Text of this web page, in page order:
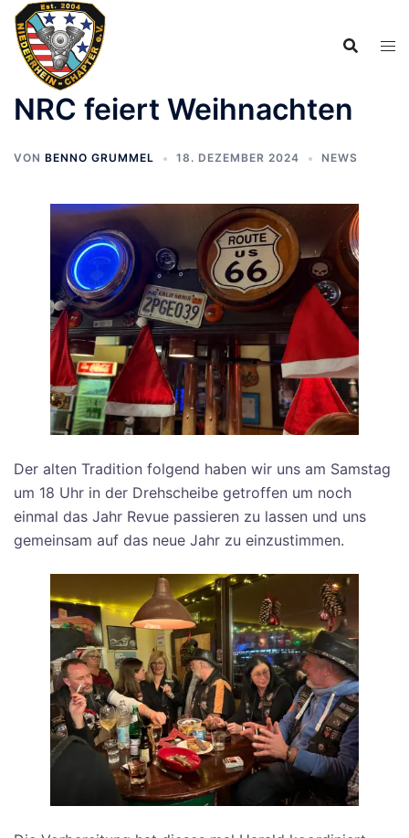
Zum
Inhalt
springen
NRC feiert Weihnachten
VON BENNO GRUMMEL 18. DEZEMBER 2024 NEWS
Der alten Tradition folgend haben wir uns am Samstag
um 18 Uhr in der Drehscheibe getroffen um noch
einmal das Jahr Revue passieren zu lassen und uns
gemeinsam auf das neue Jahr zu einzustimmen.